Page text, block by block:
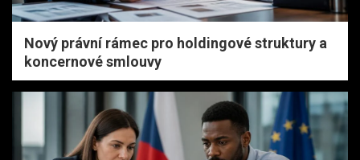
Nový právní rámec pro holdingové struktury a
koncernové smlouvy